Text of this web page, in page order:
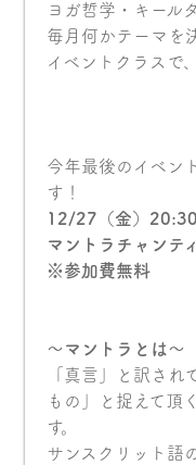
ヨガ哲学・キール
毎月何かテーマを
イベントクラスで
今年最後のイベン
す！
12/27（金）
マントラチャンテ
※参加費無料
〜マントラとは〜
「真言」と訳され
もの」と捉えて頂
す。
サンスクリット語